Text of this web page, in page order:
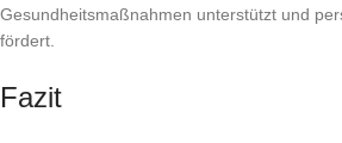
Gesundheitsmaßnahmen unterstützt und
fördert.
Fazit